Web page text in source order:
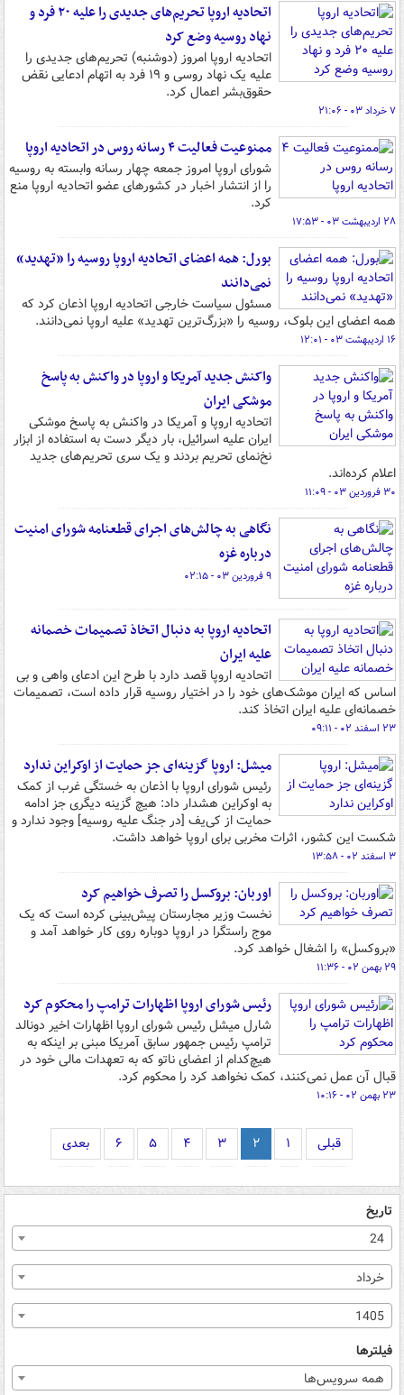
اتحادیه اروپا تحریم‌های جدیدی را علیه ۲۰ فرد و
نهاد روسیه وضع کرد
اتحادیه اروپا امروز (دوشنبه) تحریم‌های جدیدی را
علیه یک نهاد روسی و ۱۹ فرد به اتهام ادعایی نقض
حقوق‌بشر اعمال کرد.
۷ خرداد ۰۳ - ۲۱:۰۶
ممنوعیت فعالیت ۴ رسانه روس در اتحادیه اروپا
شورای اروپا امروز جمعه چهار رسانه وابسته به روسیه
را از انتشار اخبار در کشورهای عضو اتحادیه اروپا منع
کرد.
۲۸ اردیبهشت ۰۳ - ۱۷:۵۳
بورل: همه اعضای اتحادیه اروپا روسیه را «تهدید»
نمی‌دانند
مسئول سیاست خارجی اتحادیه اروپا اذعان کرد که
همه اعضای این بلوک، روسیه را «بزرگ‌ترین تهدید» علیه اروپا نمی‌دانند.
۱۶ اردیبهشت ۰۳ - ۱۲:۰۱
واکنش جدید آمریکا و اروپا در واکنش به پاسخ
موشکی ایران
اتحادیه اروپا و آمریکا در واکنش به پاسخ موشکی
ایران علیه اسرائیل، بار دیگر دست به استفاده از ابزار
نخ‌نمای تحریم بردند و یک سری تحریم‌های جدید
اعلام کرده‌اند.
۳۰ فروردین ۰۳ - ۱۱:۰۹
نگاهی به چالش‌های اجرای قطعنامه شورای امنیت
درباره غزه
۹ فروردین ۰۳ - ۰۲:۱۵
اتحادیه اروپا به دنبال اتخاذ تصمیمات خصمانه
علیه ایران
اتحادیه اروپا قصد دارد با طرح این ادعای واهی و بی
اساس که ایران موشک‌های خود را در اختیار روسیه قرار داده است، تصمیمات
خصمانه‌ای علیه ایران اتخاذ کند.
۲۳ اسفند ۰۲ - ۰۹:۱۱
میشل: اروپا گزینه‌ای جز حمایت از اوکراین ندارد
رئیس شورای اروپا با اذعان به خستگی غرب از کمک
به اوکراین هشدار داد: هیچ گزینه دیگری جز ادامه
حمایت از کی‌یف [در جنگ علیه روسیه] وجود ندارد و
شکست این کشور، اثرات مخربی برای اروپا خواهد داشت.
۳ اسفند ۰۲ - ۱۳:۵۸
اوربان: بروکسل را تصرف خواهیم کرد
نخست وزیر مجارستان پیش‌بینی کرده است که یک
موج راستگرا در اروپا دوباره روی کار خواهد آمد و
«بروکسل» را اشغال خواهد کرد.
۲۹ بهمن ۰۲ - ۱۱:۳۶
رئیس شورای اروپا اظهارات ترامپ را محکوم کرد
شارل میشل رئیس شورای اروپا اظهارات اخیر دونالد
ترامپ رئیس جمهور سابق آمریکا مبنی بر اینکه به
هیچ‌کدام از اعضای ناتو که به تعهدات مالی خود در
قبال آن عمل نمی‌کنند، کمک نخواهد کرد را محکوم کرد.
۲۳ بهمن ۰۲ - ۱۰:۱۶
قبلی ۱ ۲ ۳ ۴ ۵ ۶ بعدی
تاریخ
24
خرداد
1405
فیلترها
همه سرویس‌ها